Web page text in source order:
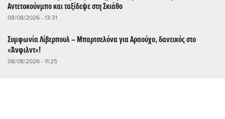
Αντετοκούνμπο και ταξίδεψε στη Σκιάθο
08/08/2026 - 13:31
Συμφωνία Λίβερπουλ – Μπαρτσελόνα για Αραούχο, δανεικός στο
«Άνφιλντ»!
08/08/2026 - 11:25